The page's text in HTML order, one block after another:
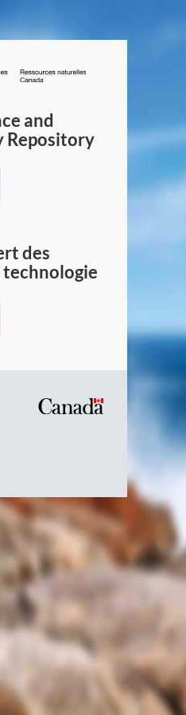
/
Canada
and
Repository
des
technologie
Symbole
du
Canada